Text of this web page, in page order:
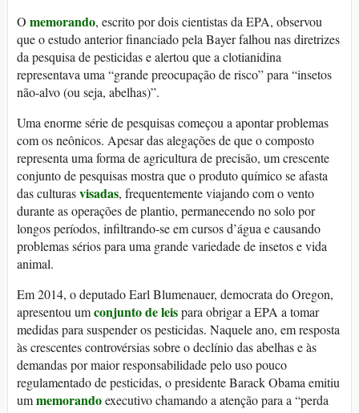
O memorando, escrito por dois cientistas da EPA, observou
que o estudo anterior financiado pela Bayer falhou nas diretrizes
da pesquisa de pesticidas e alertou que a clotianidina
representava uma “grande preocupação de risco” para “insetos
não-alvo (ou seja, abelhas)”.
Uma enorme série de pesquisas começou a apontar problemas
com os neônicos. Apesar das alegações de que o composto
representa uma forma de agricultura de precisão, um crescente
conjunto de pesquisas mostra que o produto químico se afasta
das culturasvisadas, frequentemente viajando com o vento
durante as operações de plantio, permanecendo no solo por
longos períodos, infiltrando-se em cursos d’água e causando
problemas sérios para uma grande variedade de insetos e vida
animal.
Em 2014, o deputado Earl Blumenauer, democrata do Oregon,
apresentou umconjunto de leispara obrigar a EPA a tomar
medidas para suspender os pesticidas. Naquele ano, em resposta
às crescentes controvérsias sobre o declínio das abelhas e às
demandas por maior responsabilidade pelo uso pouco
regulamentado de pesticidas, o presidente Barack Obama emitiu
ummemorandoexecutivo chamando a atenção para a “perda